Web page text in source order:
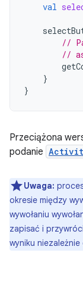
val
//
//
}
}
Przeciążona
podanie
Uwaga:
okresie między
wywołaniu
zapisać i
wyniku